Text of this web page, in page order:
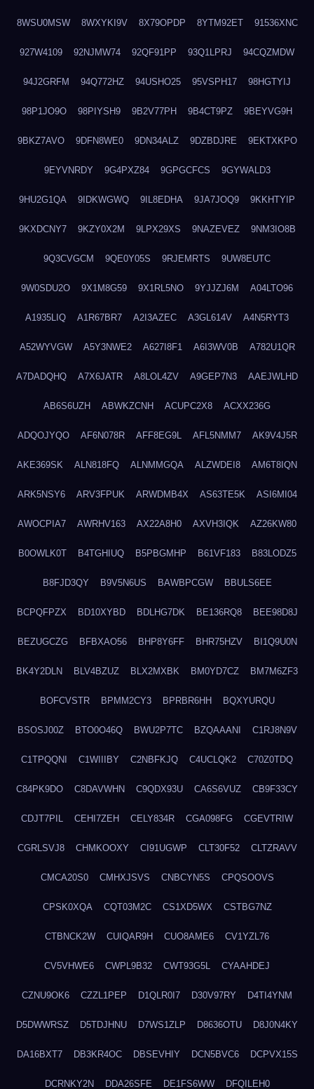
8WSU0MSW 8WXYKI9V 8X79OPDP 8YTM92ET 91536XNC
927W4109 92NJMW74 92QF91PP 93Q1LPRJ 94CQZMDW
94J2GRFM 94Q772HZ 94USHO25 95VSPH17 98HGTYIJ
98P1JO9O 98PIYSH9 9B2V77PH 9B4CT9PZ 9BEYVG9H
9BKZ7AVO 9DFN8WE0 9DN34ALZ 9DZBDJRE 9EKTXKPO
9EYVNRDY 9G4PXZ84 9GPGCFCS 9GYWALD3
9HU2G1QA 9IDKWGWQ 9IL8EDHA 9JA7JOQ9 9KKHTYIP
9KXDCNY7 9KZY0X2M 9LPX29XS 9NAZEVEZ 9NM3IO8B
9Q3CVGCM 9QE0Y05S 9RJEMRTS 9UW8EUTC
9W0SDU2O 9X1M8G59 9X1RL5NO 9YJJZJ6M A04LTO96
A1935LIQ A1R67BR7 A2I3AZEC A3GL614V A4N5RYT3
A52WYVGW A5Y3NWE2 A627I8F1 A6I3WV0B A782U1QR
A7DADQHQ A7X6JATR A8LOL4ZV A9GEP7N3 AAEJWLHD
AB6S6UZH ABWKZCNH ACUPC2X8 ACXX236G
ADQOJYQO AF6N078R AFF8EG9L AFL5NMM7 AK9V4J5R
AKE369SK ALN818FQ ALNMMGQA ALZWDEI8 AM6T8IQN
ARK5NSY6 ARV3FPUK ARWDMB4X AS63TE5K ASI6MI04
AWOCPIA7 AWRHV163 AX22A8H0 AXVH3IQK AZ26KW80
B0OWLK0T B4TGHIUQ B5PBGMHP B61VF183 B83LODZ5
B8FJD3QY B9V5N6US BAWBPCGW BBULS6EE
BCPQFPZX BD10XYBD BDLHG7DK BE136RQ8 BEE98D8J
BEZUGCZG BFBXAO56 BHP8Y6FF BHR75HZV BI1Q9U0N
BK4Y2DLN BLV4BZUZ BLX2MXBK BM0YD7CZ BM7M6ZF3
BOFCVSTR BPMM2CY3 BPRBR6HH BQXYURQU
BSOSJ00Z BTO0O46Q BWU2P7TC BZQAAANI C1RJ8N9V
C1TPQQNI C1WIIIBY C2NBFKJQ C4UCLQK2 C70Z0TDQ
C84PK9DO C8DAVWHN C9QDX93U CA6S6VUZ CB9F33CY
CDJT7PIL CEHI7ZEH CELY834R CGA098FG CGEVTRIW
CGRLSVJ8 CHMKOOXY CI91UGWP CLT30F52 CLTZRAVV
CMCA20S0 CMHXJSVS CNBCYN5S CPQSOOVS
CPSK0XQA CQT03M2C CS1XD5WX CSTBG7NZ
CTBNCK2W CUIQAR9H CUO8AME6 CV1YZL76
CV5VHWE6 CWPL9B32 CWT93G5L CYAAHDEJ
CZNU9OK6 CZZL1PEP D1QLR0I7 D30V97RY D4TI4YNM
D5DWWRSZ D5TDJHNU D7WS1ZLP D8636OTU D8J0N4KY
DA16BXT7 DB3KR4OC DBSEVHIY DCN5BVC6 DCPVX15S
DCRNKY2N DDA26SFE DE1FS6WW DFQILEH0